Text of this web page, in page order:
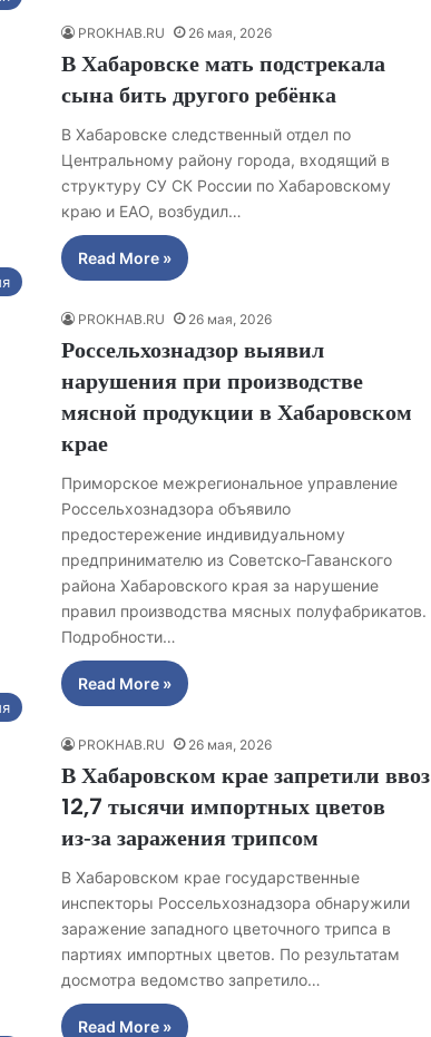
PROKHAB.RU 26 мая, 2026
В Хабаровске мать подстрекала
сына бить другого ребёнка
В Хабаровске следственный отдел по
Центральному району города, входящий в
структуру СУ СК России по Хабаровскому
краю и ЕАО, возбудил…
Read More »
PROKHAB.RU 26 мая, 2026
Россельхознадзор выявил
нарушения при производстве
мясной продукции в Хабаровском
крае
Приморское межрегиональное управление
Россельхознадзора объявило
предостережение индивидуальному
предпринимателю из Советско‑Гаванского
района Хабаровского края за нарушение
правил производства мясных полуфабрикатов.
Подробности…
Read More »
PROKHAB.RU 26 мая, 2026
В Хабаровском крае запретили ввоз
12,7 тысячи импортных цветов
из‑за заражения трипсом
В Хабаровском крае государственные
инспекторы Россельхознадзора обнаружили
заражение западного цветочного трипса в
партиях импортных цветов. По результатам
досмотра ведомство запретило…
Read More »